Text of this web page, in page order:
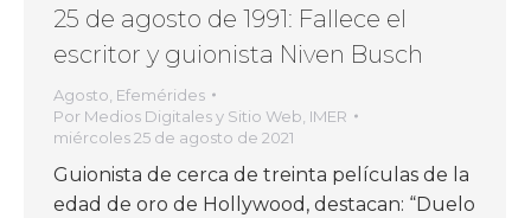
25 de agosto de 1991: Fallece el
escritor y guionista Niven Busch
Agosto, Efemérides
Por Medios Digitales y Sitio Web, IMER
miércoles 25 de agosto de 2021
Guionista de cerca de treinta películas de la
edad de oro de Hollywood, destacan: “Duelo